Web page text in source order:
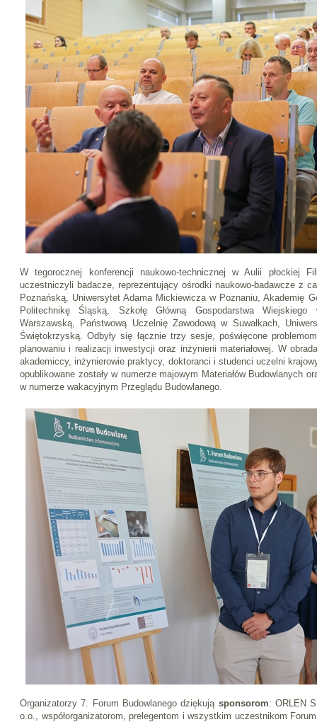
W tegorocznej konferencji naukowo-technicznej w Aulii płockiej
uczestniczyli badacze, reprezentujący ośrodki naukowo-badawcze z
Poznańską, Uniwersytet Adama Mickiewicza w Poznaniu, Akademię
Politechnikę Śląską, Szkołę Główną Gospodarstwa
Warszawską, Państwową Uczelnię Zawodową w Suwałkach,
Świętokrzyską. Odbyły się łącznie trzy sesje, poświęcone
planowaniu i realizacji inwestycji oraz inżynierii materiałowej. W
akademiccy, inżynierowie praktycy, doktoranci i studenci uczelni
opublikowane zostały w numerze majowym Materiałów Budowlanych
w numerze wakacyjnym Przeglądu Budowlanego.
Organizatorzy 7. Forum Budowlanego dziękują sponsorom: ORLEN
o.o., współorganizatorom, prelegentom i wszystkim uczestnikom